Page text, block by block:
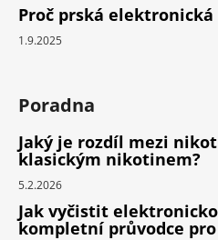
Proč prská
1.9.2025
Poradna
Jaký je rozdíl mezi
klasickým nikotinem?
5.2.2026
Jak vyčistit
kompletní průvodce